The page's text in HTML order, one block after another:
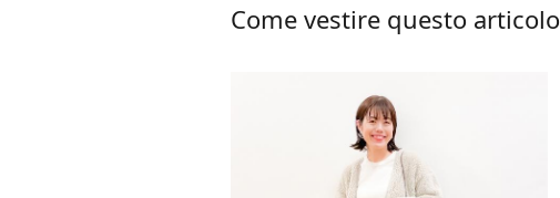
Come vestire questo articolo